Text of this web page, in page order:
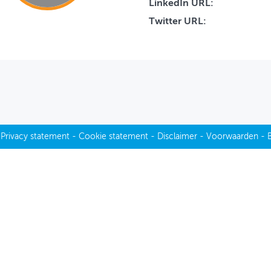
LinkedIn URL:
Twitter URL:
Privacy statement- Cookie statement- Disclaimer- Voorwaarden -